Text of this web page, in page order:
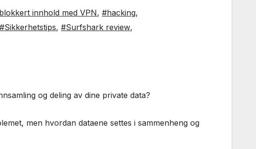
innhold med VPN, #hacking,
#Sikkerhetstips, #Surfshark review,
og deling av dine private data?
men hvordan dataene settes i sammenheng og